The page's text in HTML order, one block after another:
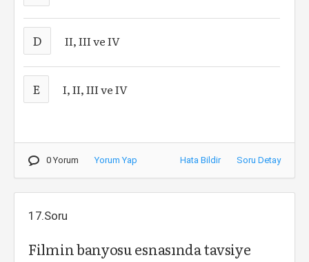
D II, III ve IV
E I, II, III ve IV
0 Yorum Yorum Yap Hata Bildir Soru Detay
17.Soru
Filmin banyosu esnasında tavsiye